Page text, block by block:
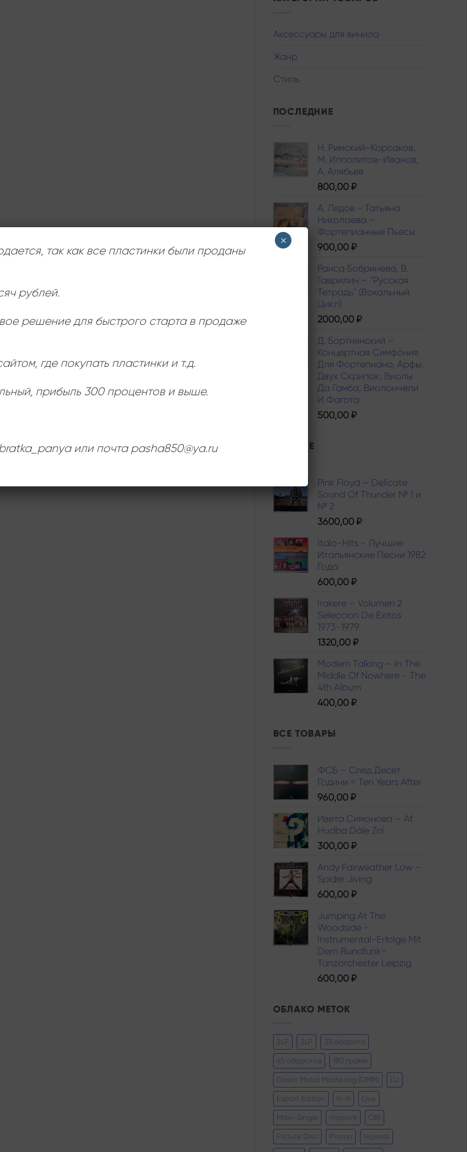
Аксессуары для винила
Жанр
Стиль
ПОСЛЕДНИЕ
Н. Римский-Корсаков,
М. Ипполитов-Иванов,
A. Алябьев
800,00 ₽
А. Лядов - Татьяна
Николаева –
Фортепианные Пьесы
900,00 ₽
Раиса Бобринева, В.
Гаврилин – "Русская
Тетрадь" (Вокальный
Цикл)
2000,00 ₽
Д. Бортнянский –
Концертная Симфония
Для Фортепиано, Арфы,
Двух Скрипок, Виолы
Да Гамба, Виолончели
И Фагота
500,00 ₽
ЛУЧШИЕ
Pink Floyd – Delicate
Sound Of Thunder № 1 и
№ 2
3600,00 ₽
Italo-Hits - Лучшие
Итальянские Песни 1982
Года
600,00 ₽
Irakere – Volumen 2
Seleccion De Exitos
1973-1979
1320,00 ₽
Modern Talking – In The
Middle Of Nowhere - The
4th Album
400,00 ₽
ВСЕ ТОВАРЫ
ФСБ – След Десет
Години = Ten Years After
960,00 ₽
Ивета Симонова – Ať
Hudba Dále Zní
300,00 ₽
Andy Fairweather Low –
Spider Jiving
600,00 ₽
Jumping At The
Woodside -
Instrumental-Erfolge Mit
Dem Rundfunk-
Tanzorchester Leipzig
600,00 ₽
ОБЛАКО МЕТОК
2LP 3LP 33 оборота
45 оборотов 180 грамм
Direct Metal Mastering (DMM) DJ
Export Edition hi-fi Live
Maxi-Single misprint OBI
Picture Disc Promo repress
так как все пластинки были проданы
рублей.
решение для быстрого старта в продаже
где покупать пластинки и т.д.
, прибыль 300 процентов и выше.
или почта pasha850@ya.ru
×